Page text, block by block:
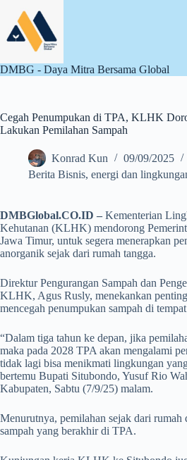
content
DMBG - Daya Mitra Bersama Global
Cegah Penumpukan di TPA, KLHK
Lakukan Pemilahan Sampah
Konrad Kun
09/09/2025
Berita Bisnis, energi dan
DMBGlobal.CO.ID – Kementerian
Kehutanan (KLHK) mendorong
Jawa Timur, untuk segera menerapkan
anorganik sejak dari rumah tangga.
Direktur Pengurangan Sampah dan
KLHK, Agus Rusly, menekankan
mencegah penumpukan sampah di
“Dalam tiga tahun ke depan, jika
maka pada 2028 TPA akan mengalami
tidak lagi bisa menikmati lingkungan
bertemu Bupati Situbondo, Yusuf Rio
Kabupaten, Sabtu (7/9/25) malam.
Menurutnya, pemilahan sejak dari rumah
sampah yang berakhir di TPA.